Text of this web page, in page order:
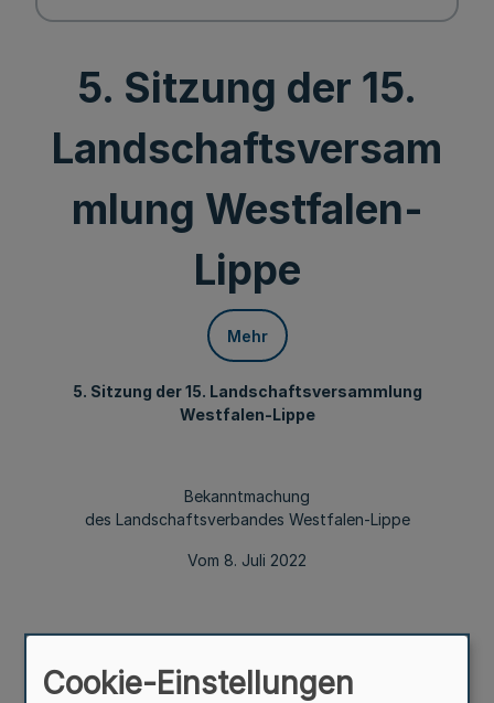
5. Sitzung der 15.
Landschaftsversam
mlung Westfalen-
Lippe
Mehr
5. Sitzung der 15. Landschaftsversammlung
Westfalen-Lippe
Bekanntmachung
des Landschaftsverbandes Westfalen-Lippe
Vom 8. Juli 2022
Die 5. Sitzung der 15. Landschaftsversammlung
Westfalen-Lippe findet am 18. August 2022, 10.00 Uhr,
Landeshaus, Plenarsaal, Freiherr-vom-Stein-Platz 1 in
Cookie-Einstellungen